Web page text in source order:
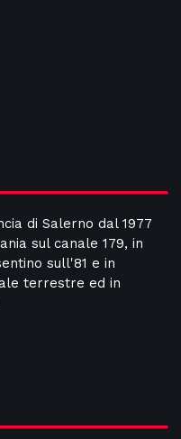
di Salerno dal 1977
sul canale 179, in
sull'81 e in
terrestre ed in